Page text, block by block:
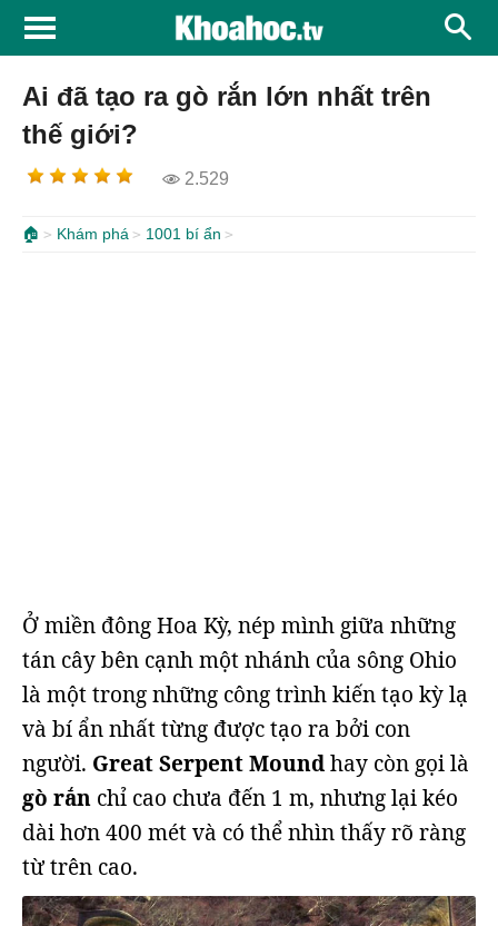
Ai đã tạo ra gò rắn lớn nhất trên
thế giới?
2.529
🏠 Khám phá 1001 bí ẩn
Ở miền đông Hoa Kỳ, nép mình giữa những
tán cây bên cạnh một nhánh của sông Ohio
là một trong những công trình kiến ​​tạo kỳ lạ
và bí ẩn nhất từng được tạo ra bởi con
người. Great Serpent Moundhay còn gọi là
gò rắn chỉ cao chưa đến 1 m, nhưng lại kéo
dài hơn 400 mét và có thể nhìn thấy rõ ràng
từ trên cao.